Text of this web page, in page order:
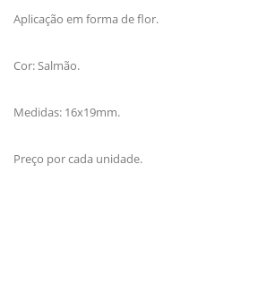
Aplicação em forma de flor.
Cor: Salmão.
Medidas: 16x19mm.
Preço por cada unidade.